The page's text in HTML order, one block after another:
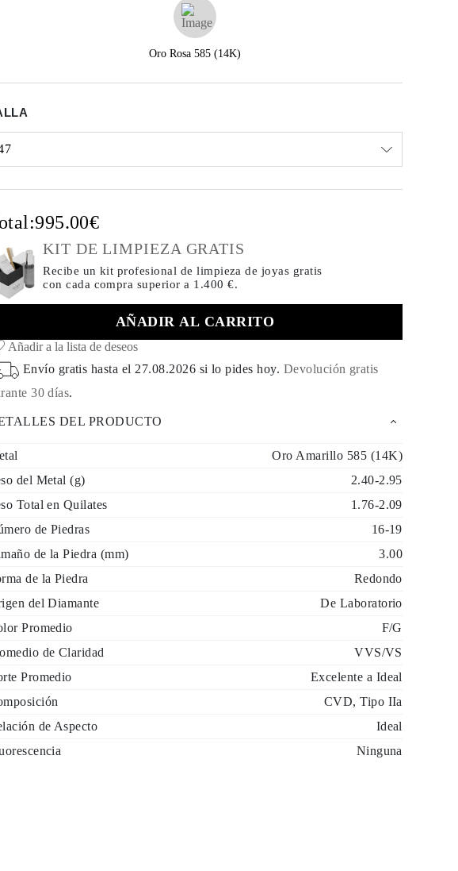
Oro Rosa 585 (14K)
995.00€
KIT DE LIMPIEZA GRATIS
Recibe un kit profesional de limpieza de joyas gratis
con cada compra superior a 1.400 €.
AÑADIR AL CARRITO
Añadir a la lista de deseos
Envío gratis hasta el 27.08.2026 si lo pides hoy. Devolución gratis
30 días.
DEL PRODUCTO
Oro Amarillo 585 (14K)
del Metal (g)
2.40-2.95
Total en Quilates
1.76-2.09
de Piedras
16-19
de la Piedra (mm)
3.00
de la Piedra
Redondo
del Diamante
De Laboratorio
Promedio
F/G
de Claridad
VVS/VS
Promedio
Excelente a Ideal
CVD, Tipo IIa
de Aspecto
Ideal
Ninguna